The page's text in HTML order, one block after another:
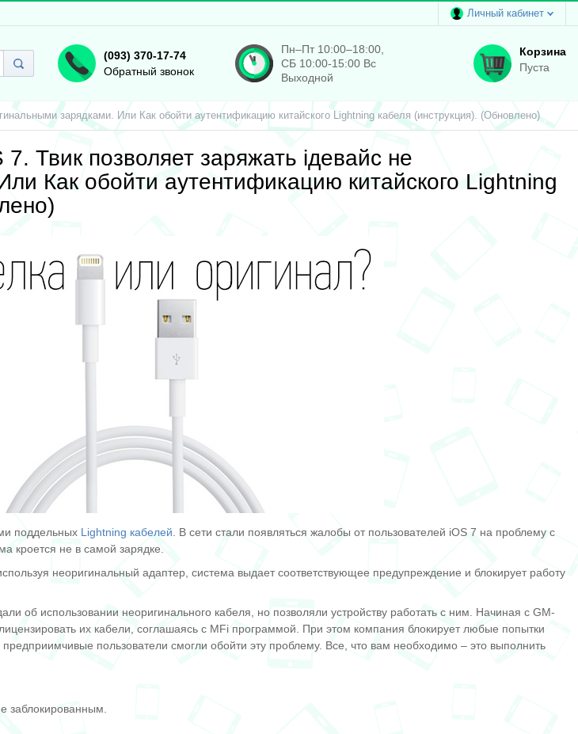
Личный кабинет
(093) 370-17-74
Обратный звонок
Пн–Пт 10:00–18:00,
СБ 10:00-15:00 Вс
Выходной
Корзина
Пуста
зарядками. Или Как обойти аутентификацию китайского Lightning кабеля (инструкция). (Обновлено)
Твик позволяет заряжать iдевайс не
Как обойти аутентификацию китайского Lightning
поддельных Lightning кабелей. В сети стали появляться жалобы от пользователей iOS 7 на проблему с
кроется не в самой зарядке.
неоригинальный адаптер , система выдает соответствующее предупреждение и блокирует работу
об использовании неоригинального кабеля, но позволяли устройству работать с ним. Начиная с GM-
их кабели, соглашаясь с MFi программой. При этом компания блокирует любые попытки
пользователи смогли обойти эту проблему. Все, что вам необходимо – это выполнить
заблокированным.